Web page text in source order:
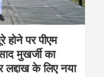
पर पीएम
मुखर्जी का
के लिए नया